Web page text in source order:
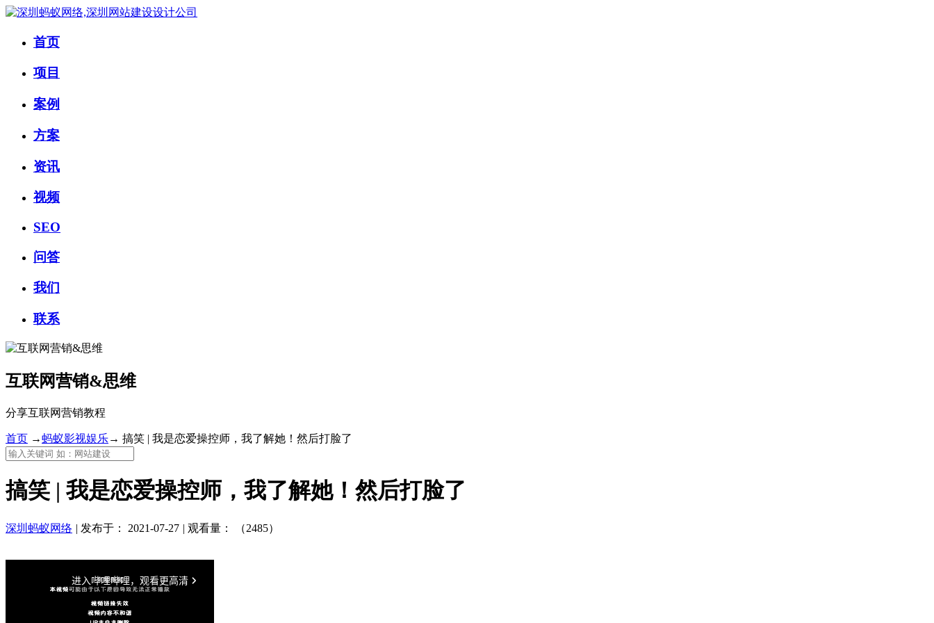
首页
项目
案例
方案
资讯
视频
SEO
问答
我们
联系
互联网营销&思维
分享互联网营销教程
首页 →蚂蚁影视娱乐→ 搞笑 | 我是恋爱操控师，我了解她！然后打脸了
搞笑 | 我是恋爱操控师，我了解她！然后打脸了
深圳蚂蚁网络 | 发布于： 2021-07-27 | 观看量： （2485）